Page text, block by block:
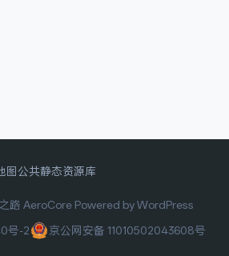
图 公共静态资源库
路 AeroCore Powered by WordPress
号-2
京公网安备 11010502043608号